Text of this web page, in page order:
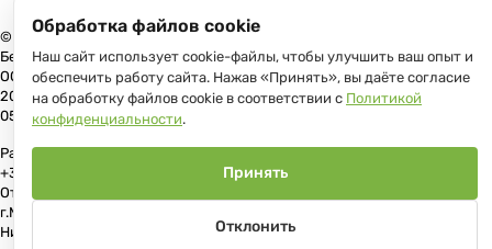
© 2026 Данко Бай: качественная мебель с оперативной доставкой по
Беларуси
ООО «Гранд Парк», юр.адрес: 220005, Минск, ул. Платонова, 22, пом.
204 В торговом реестре с 17 июля 2013 г. Регистрация №191081534,
05.11.2008, Мингорисполком.
Рассмотрение обращений потребителей, телефон +375 (17) 361-10-80,
+375 (29) 191-10-80, +375 (29) 544-10-00, e-mail: info@danko.by
Отдел торговли и услуг Администрации Первомайского района
г.Минска: тел. +375(17)215-14-65, Начальник отдела: Жакович Юлия
Николаевна
Обработка файлов cookie
Наш сайт использует cookie-файлы, чтобы улучшить ваш опыт и
обеспечить работу сайта. Нажав «Принять», вы даёте согласие
на обработку файлов cookie в соответствии с Политикой
конфиденциальности.
Отклонить
Принять